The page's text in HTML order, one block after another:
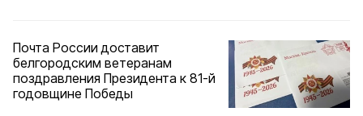
Почта России доставит
белгородским ветеранам
поздравления Президента к 81-й
годовщине Победы